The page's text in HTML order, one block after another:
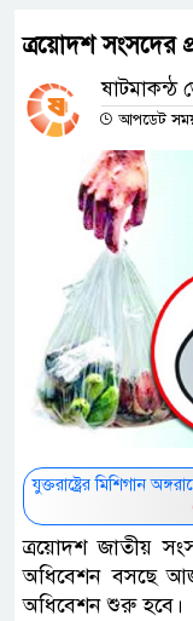
ত্রয়োদশ সংসদের
ষাটমাকন্ঠ
আপডেট
যুক্তরাষ্ট্রের মিশিগান
ত্রয়োদশ জাতীয়
অধিবেশন বসছে
অধিবেশন শুরু হবে।